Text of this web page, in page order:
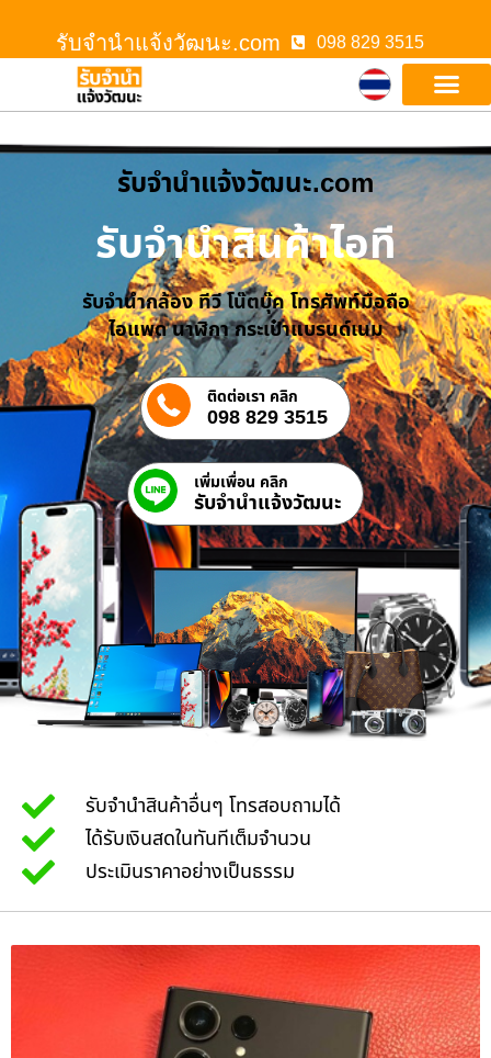
รับจํานําแจ้งวัฒนะ.com 098 829 3515
รับจํานําแจ้งวัฒนะ.com
รับจำนำสินค้าไอที
รับจำนำกล้อง ทีวี โน๊ตบุ๊ค โทรศัพท์มือถือ
ไอแพด นาฬิกา กระเป๋าแบรนด์เนม
ติดต่อเรา คลิก
098 829 3515
เพิ่มเพื่อน คลิก
รับจํานําแจ้งวัฒนะ
รับจำนำสินค้าอื่นๆ โทรสอบถามได้
ได้รับเงินสดในทันทีเต็มจำนวน
ประเมินราคาอย่างเป็นธรรม